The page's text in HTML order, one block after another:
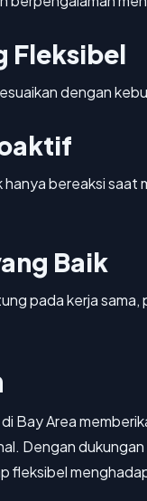
Fleksibel
dengan
bereaksi saat
Baik
pada kerja
Bay Area
Dengan
fleksibel